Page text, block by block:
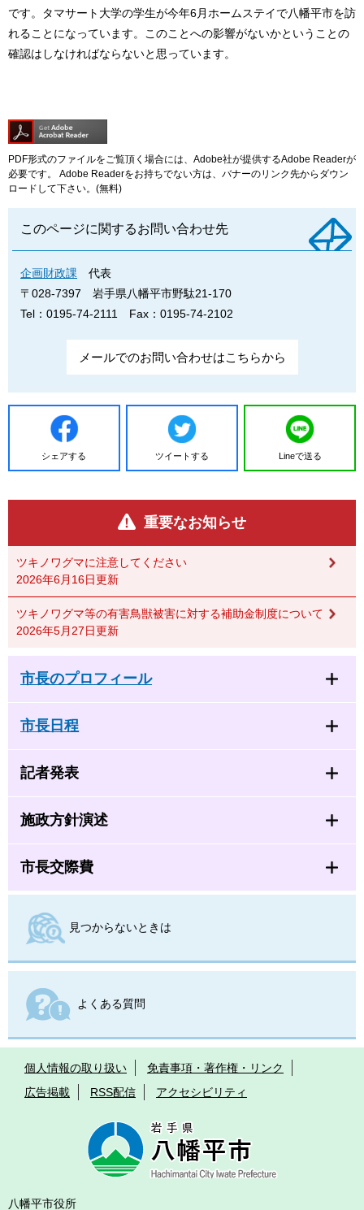
です。タマサート大学の学生が今年6月ホームステイで八幡平市を訪
れることになっています。このことへの影響がないかということの
確認はしなければならないと思っています。
PDF形式のファイルをご覧頂く場合には、Adobe社が提供するAdobe Readerが
必要です。
Adobe Readerをお持ちでない方は、バナーのリンク先からダウン
ロードして下さい。(無料)
このページに関するお問い合わせ先
企画財政課
代表
〒028-7397
岩手県八幡平市野駄21-170
Tel：0195-74-2111
Fax：0195-74-2102
メールでのお問い合わせはこちらから
シェアする ツイートする Lineで送る
重要なお知らせ
ツキノワグマに注意してください
2026年6月16日更新
ツキノワグマ等の有害鳥獣被害に対する補助金制度について
2026年5月27日更新
市長のプロフィール
市長日程
記者発表
施政方針演述
市長交際費
見つからないときは
よくある質問
個人情報の取り扱い
免責事項・著作権・リンク
広告掲載
RSS配信 アクセシビリティ
八幡平市役所